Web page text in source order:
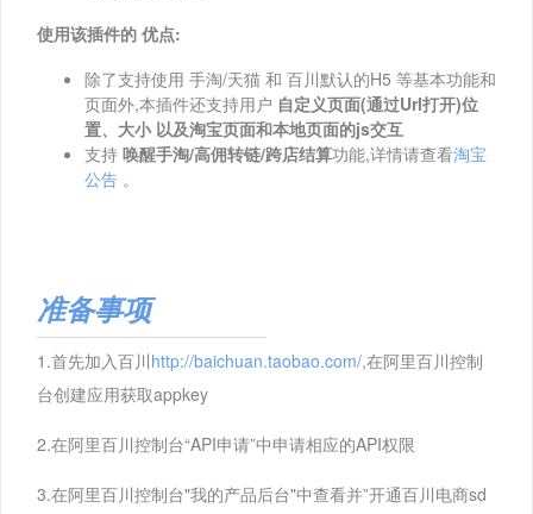
使用该插件的 优点:
除了支持使用 手淘/天猫 和 百川默认的H5 等基本功能和
页面外,本插件还支持用户 自定义页面(通过Url打开)位
置、大小 以及淘宝页面和本地页面的js交互
支持 唤醒手淘/高佣转链/跨店结算功能,详情请查看淘宝
公告 。
准备事项
1.首先加入百川http://baichuan.taobao.com/,在阿里百川控制
台创建应用获取appkey
2.在阿里百川控制台“API申请”中申请相应的API权限
3.在阿里百川控制台"我的产品后台"中查看并”开通百川电商sd